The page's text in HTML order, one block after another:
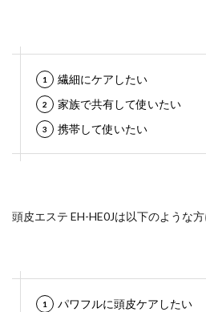
繊細にケアしたい
家族で共有して使いたい
携帯して使いたい
頭皮エステ EH-HE0Jは以下のような方
パワフルに頭皮ケアしたい